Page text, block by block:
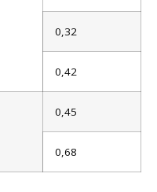
0,32
0,42
0,45
0,68